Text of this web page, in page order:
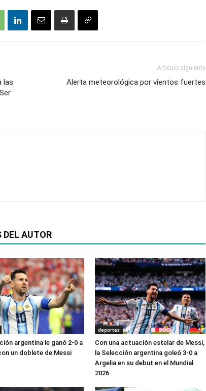
las
Artículo siguiente
Alerta meteorológica por vientos fuertes
DEL AUTOR
argentina le ganó 2-0 a
un doblete de Messi
deportes
Con una actuación estelar de Messi,
la Selección argentina goleó 3-0 a
Argelia en su debut en el Mundial
2026